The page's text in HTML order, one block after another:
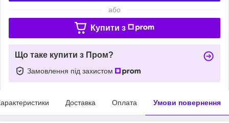
або
Купити з
Що таке купити з Пром?
Замовлення під захистом
Доставка Оплата Умови повернення